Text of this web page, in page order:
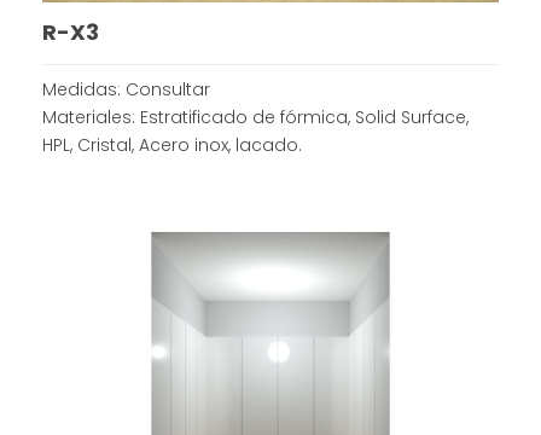
R-X3
Medidas: Consultar
Materiales: Estratificado de fórmica, Solid Surface,
HPL, Cristal, Acero inox, lacado.